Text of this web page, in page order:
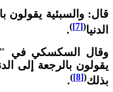
والسبئية يقولون
[7]
)
.
السكسكي في
بالرجعة إلى
(
[8]
)
.